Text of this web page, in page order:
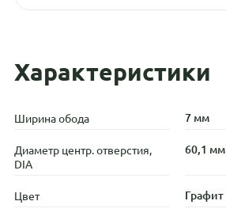
Характеристики
Ширина обода 7 мм
Диаметр центр. отверстия,
DIA
60,1 мм
Цвет Графит